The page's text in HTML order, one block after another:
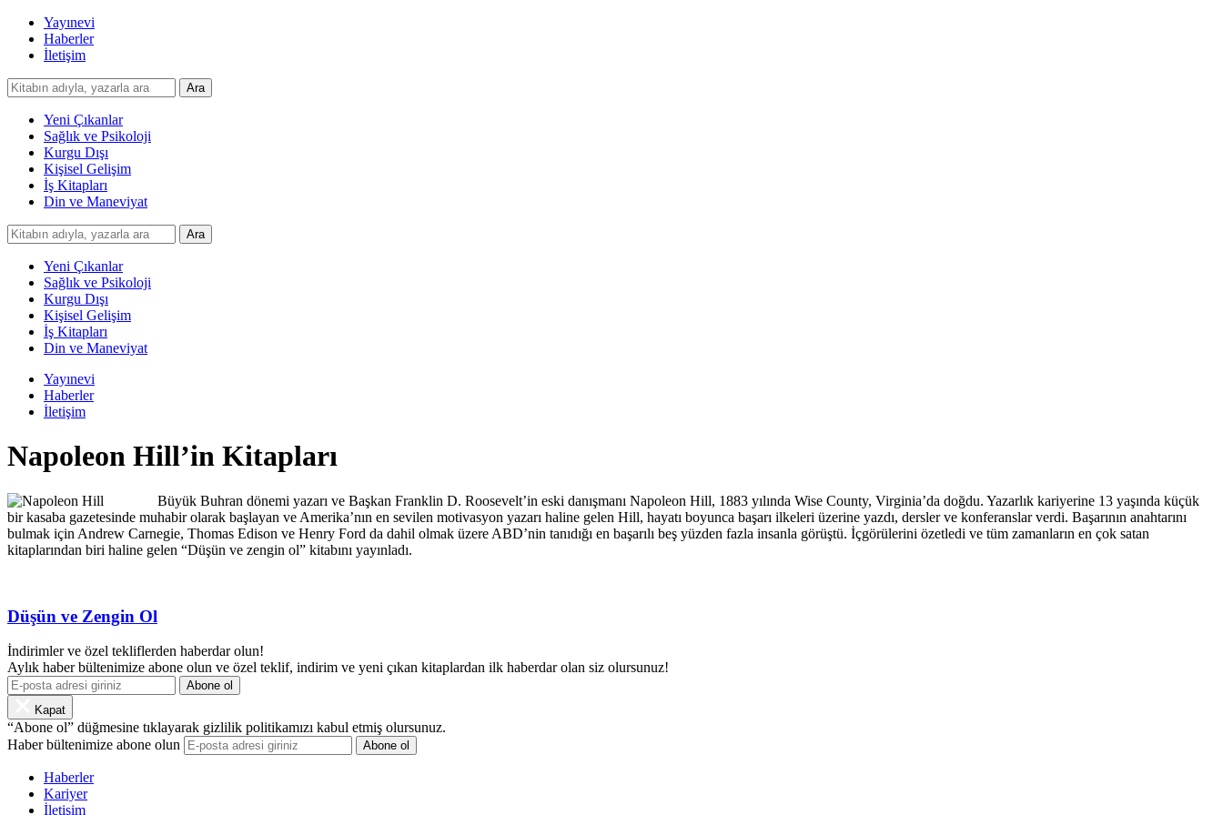
Yayınevi
Haberler
İletişim
Yeni Çıkanlar
Sağlık ve Psikoloji
Kurgu Dışı
Kişisel Gelişim
İş Kitapları
Din ve Maneviyat
Yeni Çıkanlar
Sağlık ve Psikoloji
Kurgu Dışı
Kişisel Gelişim
İş Kitapları
Din ve Maneviyat
Yayınevi
Haberler
İletişim
Napoleon Hill’in Kitapları
Büyük Buhran dönemi yazarı ve Başkan Franklin D. Roosevelt’in eski danışmanı Napoleon Hill, 1883 yılında Wise County, Virginia’da doğdu. Yazarlık kariyerine 13 yaşında küçük
bir kasaba gazetesinde muhabir olarak başlayan ve Amerika’nın en sevilen motivasyon yazarı haline gelen Hill, hayatı boyunca başarı ilkeleri üzerine yazdı, dersler ve konferanslar verdi. Başarının anahtarını
bulmak için Andrew Carnegie, Thomas Edison ve Henry Ford da dahil olmak üzere ABD’nin tanıdığı en başarılı beş yüzden fazla insanla görüştü. İçgörülerini özetledi ve tüm zamanların en çok satan
kitaplarından biri haline gelen “Düşün ve zengin ol” kitabını yayınladı.
Düşün ve Zengin Ol
İndirimler ve özel tekliflerden haberdar olun!
Aylık haber bültenimize abone olun ve özel teklif, indirim ve yeni çıkan kitaplardan ilk haberdar olan siz olursunuz!
Kapat
“Abone ol” düğmesine tıklayarak gizlilik politikamızı kabul etmiş olursunuz.
Haber bültenimize abone olun
Haberler
Kariyer
İletişim